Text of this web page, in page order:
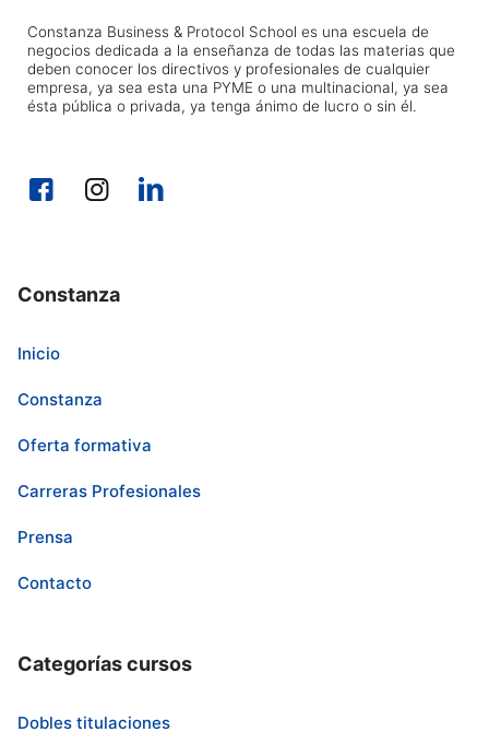
Constanza Business & Protocol School es una escuela de
negocios dedicada a la enseñanza de todas las materias que
deben conocer los directivos y profesionales de cualquier
empresa, ya sea esta una PYME o una multinacional, ya sea
ésta pública o privada, ya tenga ánimo de lucro o sin él.
Constanza
Inicio
Constanza
Oferta formativa
Carreras Profesionales
Prensa
Contacto
Categorías cursos
Dobles titulaciones